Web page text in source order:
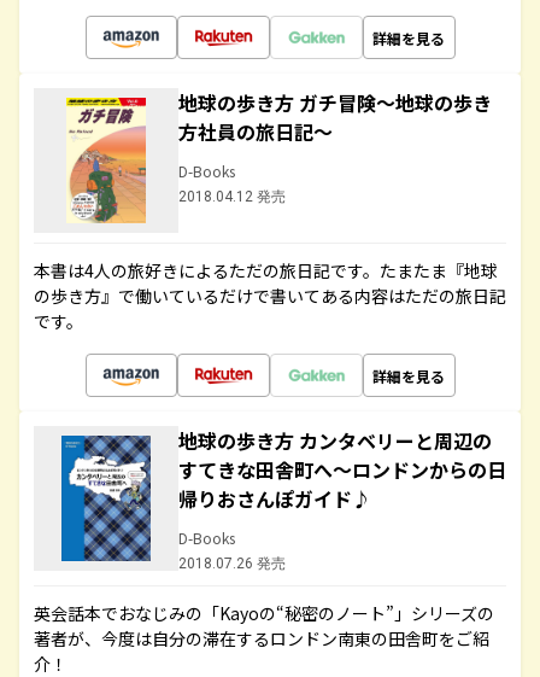
詳細を見る
地球の歩き方 ガチ冒険～地球の歩き
方社員の旅日記～
D-Books
2018.04.12 発売
本書は4人の旅好きによるただの旅日記です。たまたま『地球
の歩き方』で働いているだけで書いてある内容はただの旅日記
です。
詳細を見る
地球の歩き方 カンタベリーと周辺の
すてきな田舎町へ～ロンドンからの日
帰りおさんぽガイド♪
D-Books
2018.07.26 発売
英会話本でおなじみの「Kayoの“秘密のノート”」シリーズの
著者が、今度は自分の滞在するロンドン南東の田舎町をご紹
介！